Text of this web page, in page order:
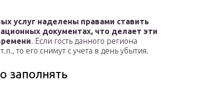
услуг наделены правами ставить
документах, что делает эти
. Если гость данного региона
то его снимут с учета в день убытия.
заполнять